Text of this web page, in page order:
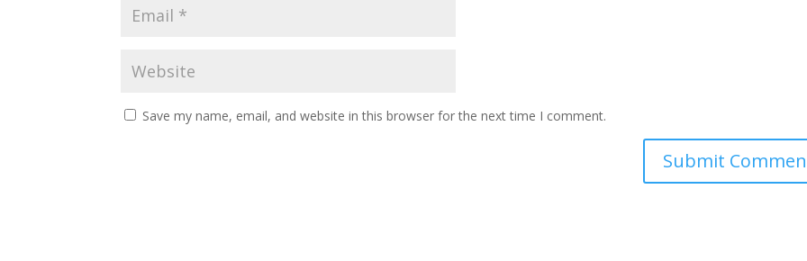
Save my name, email, and website in this browser for the next time I comment.